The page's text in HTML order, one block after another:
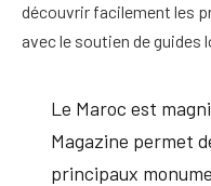
découvrir facilement les
avec le soutien de guides
Le Maroc est
Magazine permet
principaux